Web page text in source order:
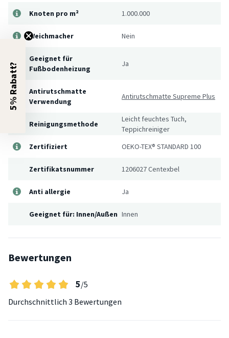
Knoten pro m² 1.000.000
Weichmacher Nein
Geeignet für
Fußbodenheizung
Ja
Antirutschmatte
Verwendung
Antirutschmatte Supreme Plus
Reinigungsmethode
Leicht feuchtes Tuch,
Teppichreiniger
Zertifiziert
OEKO-TEX® STANDARD 100
Zertifikatsnummer 1206027 Centexbel
Anti allergie Ja
Geeignet für: Innen/Außen Innen
Bewertungen
5/5
Durchschnittlich 3 Bewertungen
5% Rabatt?